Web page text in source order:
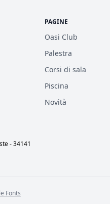
- 34141
PAGINE
Oasi Club
Palestra
Corsi di sala
Piscina
Novità
Fonts